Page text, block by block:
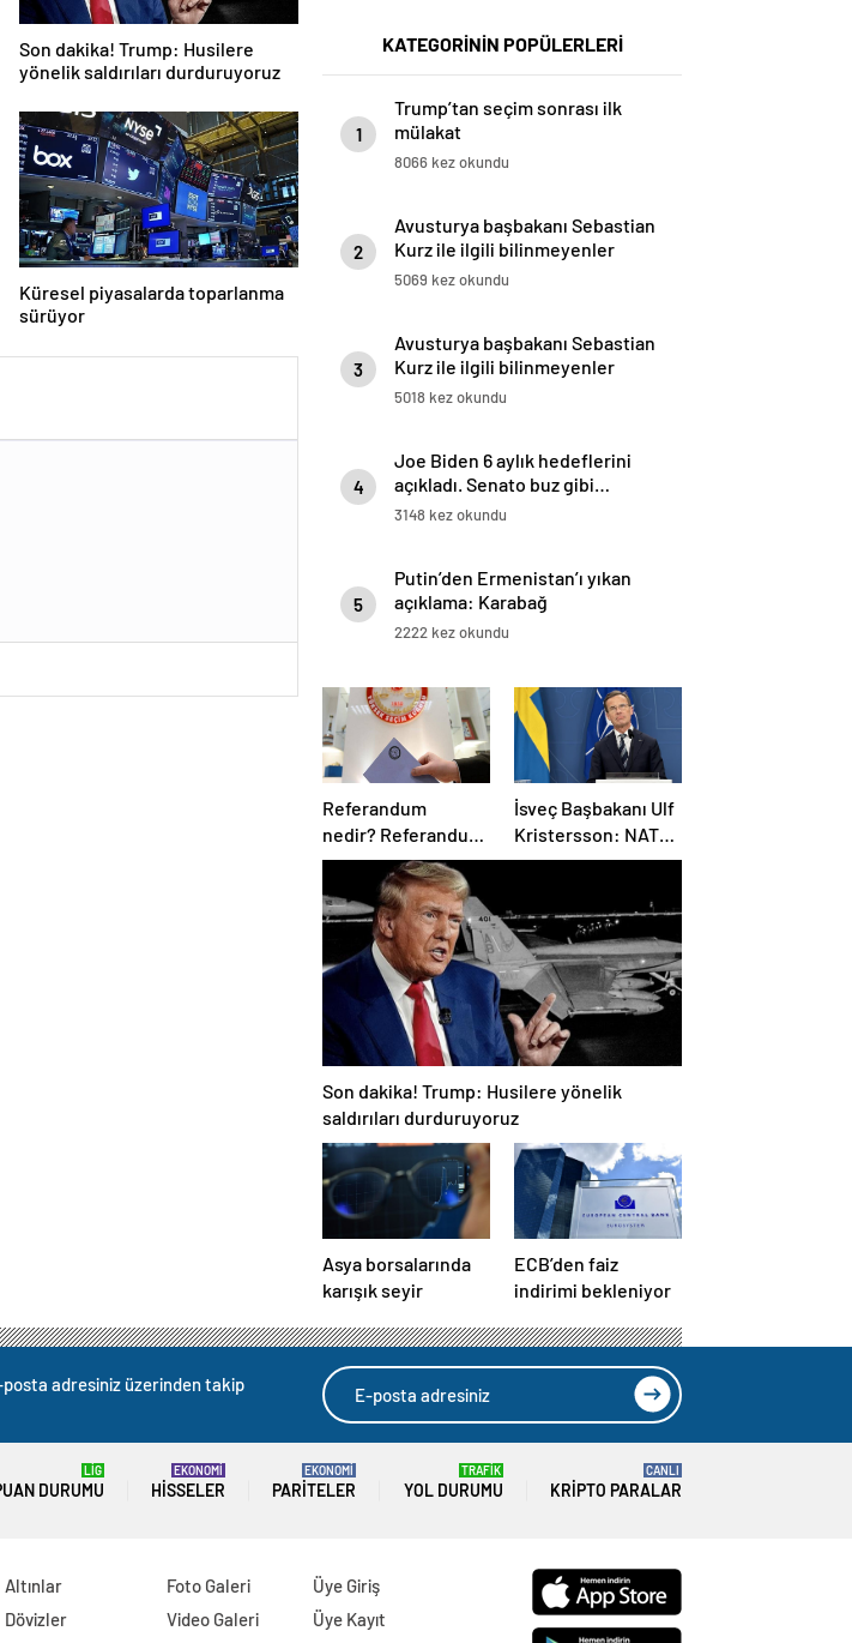
Son dakika! Trump: Husilere
yönelik saldırıları durduruyoruz
Küresel piyasalarda toparlanma
sürüyor
KATEGORİNİN POPÜLERLERİ
1
Trump’tan seçim sonrası ilk
mülakat
8066 kez okundu
2
Avusturya başbakanı Sebastian
Kurz ile ilgili bilinmeyenler
5069 kez okundu
3
Avusturya başbakanı Sebastian
Kurz ile ilgili bilinmeyenler
5018 kez okundu
4
Joe Biden 6 aylık hedeflerini
açıkladı. Senato buz gibi…
3148 kez okundu
5
Putin’den Ermenistan’ı yıkan
açıklama: Karabağ
Azerbaycan’ın ayrılmaz bir
2222 kez okundu
Referandum
nedir? Referandumun
yapılma nedenleri
İsveç Başbakanı Ulf
Kristersson: NATO
ülkeleri savunma
artıracak
Son dakika! Trump: Husilere yönelik
saldırıları durduruyoruz
Asya borsalarında
karışık seyir
ECB’den faiz
indirimi bekleniyor
adresiniz üzerinden takip
DURUMU
LİG
HISSELER
EKONOMİ
PARITELER
EKONOMİ
YOL DURUMU
TRAFİK
KRIPTO PARALAR
CANLI
Altınlar
Dövizler
Foto Galeri
Video Galeri
Üye Giriş
Üye Kayıt